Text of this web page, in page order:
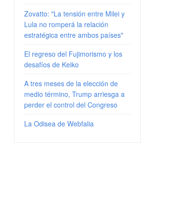
Zovatto: "La tensión entre Milei y
Lula no romperá la relación
estratégica entre ambos países"
El regreso del Fujimorismo y los
desafíos de Keiko
A tres meses de la elección de
medio término, Trump arriesga a
perder el control del Congreso
La Odisea de Webfalia